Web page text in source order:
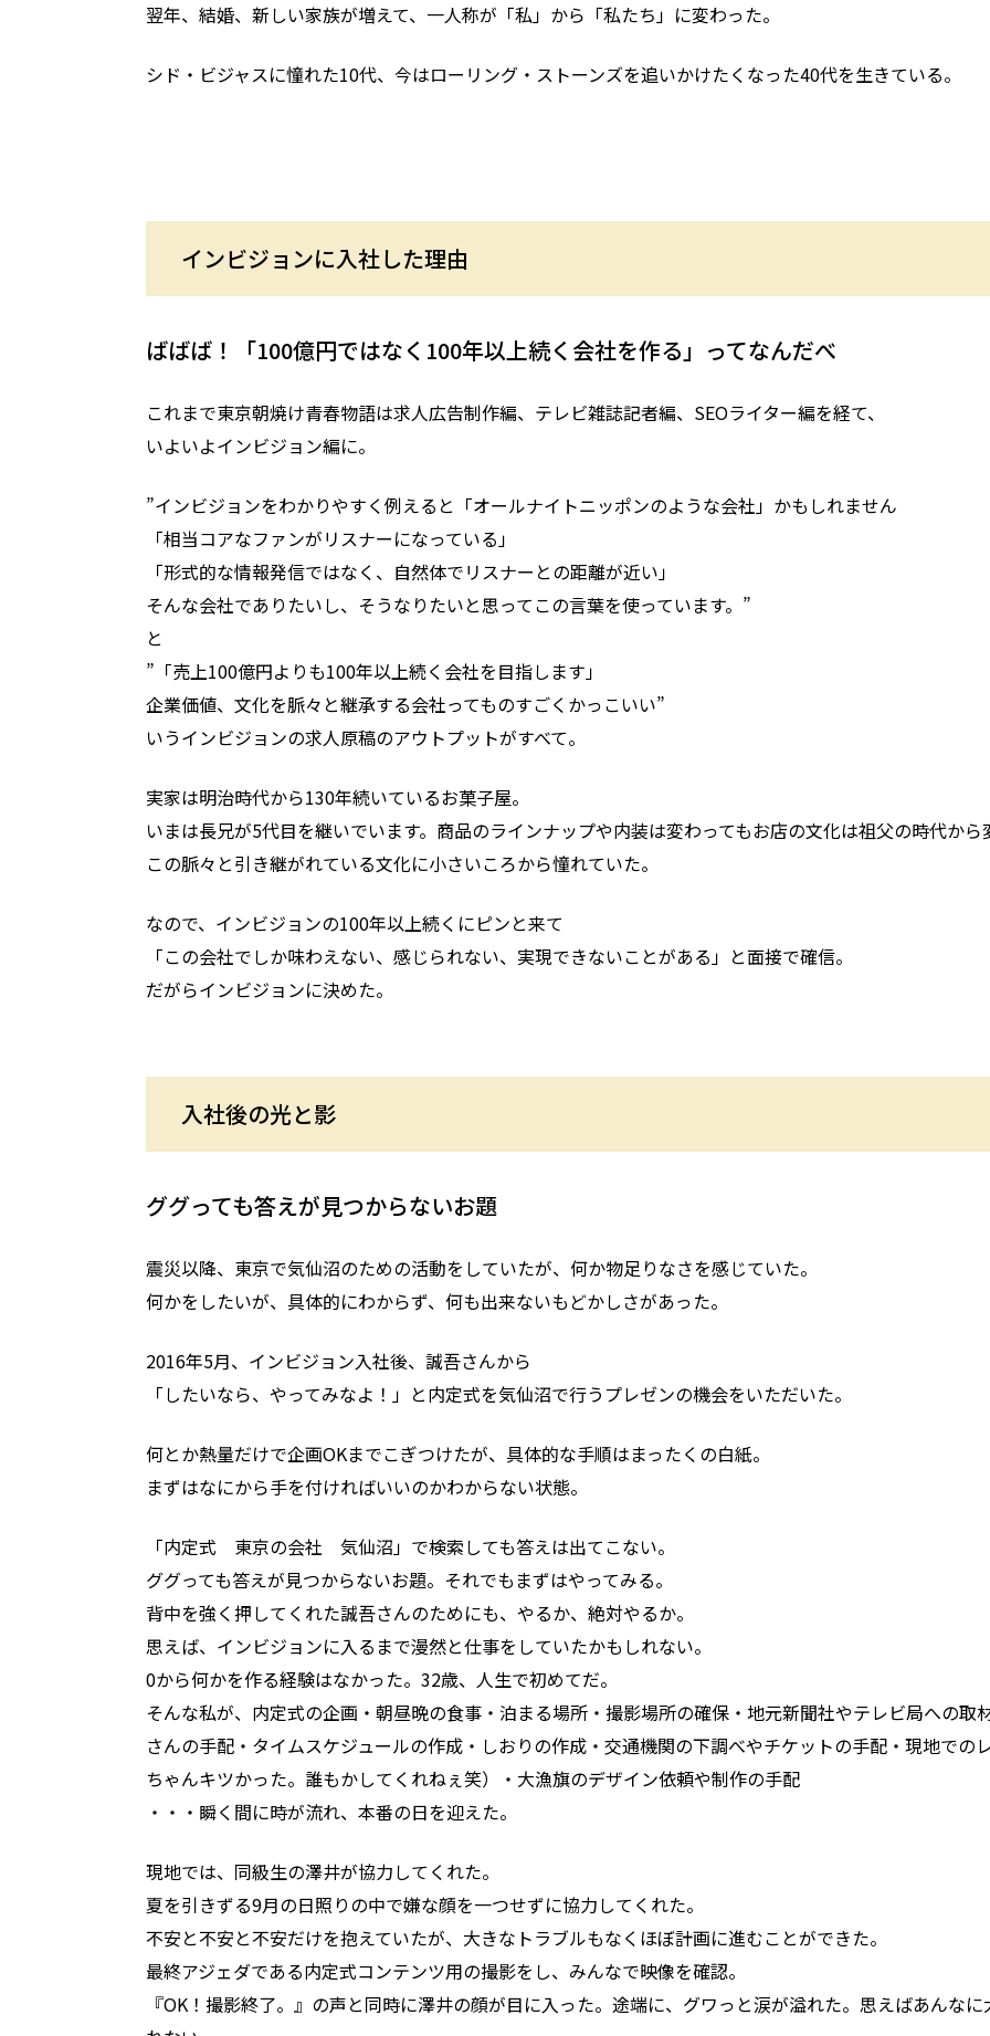
翌年、結婚、新しい家族が増えて、一人称が「私」から「私たち」に変わった。
シド・ビジャスに憧れた10代、今はローリング・ストーンズを追いかけたくなった40代を生きている。
インビジョンに入社した理由
ばばば！「100億円ではなく100年以上続く会社を作る」ってなんだべ
これまで東京朝焼け青春物語は求人広告制作編、テレビ雑誌記者編、SEOライター編を経て、
いよいよインビジョン編に。
”インビジョンをわかりやすく例えると「オールナイトニッポンのような会社」かもしれません
「相当コアなファンがリスナーになっている」
「形式的な情報発信ではなく、自然体でリスナーとの距離が近い」
そんな会社でありたいし、そうなりたいと思ってこの言葉を使っています。”
と
”「売上100億円よりも100年以上続く会社を目指します」
企業価値、文化を脈々と継承する会社ってものすごくかっこいい”
いうインビジョンの求人原稿のアウトプットがすべて。
実家は明治時代から130年続いているお菓子屋。
いまは長兄が5代目を継いでいます。商品のラインナップや内装は変わってもお店の文化は祖父の時代から
この脈々と引き継がれている文化に小さいころから憧れていた。
なので、インビジョンの100年以上続くにピンと来て
「この会社でしか味わえない、感じられない、実現できないことがある」と面接で確信。
だがらインビジョンに決めた。
入社後の光と影
ググっても答えが見つからないお題
震災以降、東京で気仙沼のための活動をしていたが、何か物足りなさを感じていた。
何かをしたいが、具体的にわからず、何も出来ないもどかしさがあった。
2016年5月、インビジョン入社後、誠吾さんから
「したいなら、やってみなよ！」と内定式を気仙沼で行うプレゼンの機会をいただいた。
何とか熱量だけで企画OKまでこぎつけたが、具体的な手順はまったくの白紙。
まずはなにから手を付ければいいのかわからない状態。
「内定式 東京の会社 気仙沼」で検索しても答えは出てこない。
ググっても答えが見つからないお題。それでもまずはやってみる。
背中を強く押してくれた誠吾さんのためにも、やるか、絶対やるか。
思えば、インビジョンに入るまで漫然と仕事をしていたかもしれない。
0から何かを作る経験はなかった。32歳、人生で初めてだ。
そんな私が、内定式の企画・朝昼晩の食事・泊まる場所・撮影場所の確保・地元新聞社やテレビ局への取
さんの手配・タイムスケジュールの作成・しおりの作成・交通機関の下調べやチケットの手配・現地での
ちゃんキツかった。誰もかしてくれねぇ笑）・大漁旗のデザイン依頼や制作の手配
・・・瞬く間に時が流れ、本番の日を迎えた。
現地では、同級生の澤井が協力してくれた。
夏を引きずる9月の日照りの中で嫌な顔を一つせずに協力してくれた。
不安と不安と不安だけを抱えていたが、大きなトラブルもなくほぼ計画に進むことができた。
最終アジェダである内定式コンテンツ用の撮影をし、みんなで映像を確認。
『OK！撮影終了。』の声と同時に澤井の顔が目に入った。途端に、グワっと涙が溢れた。思えばあんな